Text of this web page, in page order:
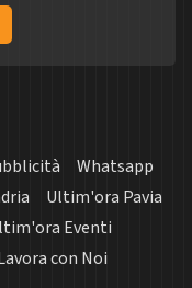
Whatsapp
Ultim'ora Pavia
Eventi
con Noi